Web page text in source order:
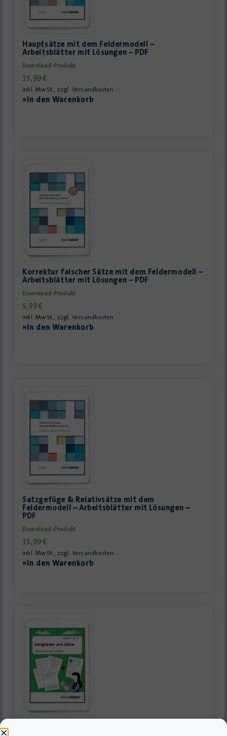
Hauptsätze mit dem Feldermodell –
Arbeitsblätter mit Lösungen – PDF
Download-Produkt
15,99€
inkl. MwSt., zzgl. Versandkosten
»In den Warenkorb
Korrektur falscher Sätze mit dem Feldermodell –
Arbeitsblätter mit Lösungen – PDF
Download-Produkt
5,99€
inkl. MwSt., zzgl. Versandkosten
»In den Warenkorb
Satzgefüge & Relativsätze mit dem
Feldermodell – Arbeitsblätter mit Lösungen –
PDF
Download-Produkt
15,99€
inkl. MwSt., zzgl. Versandkosten
»In den Warenkorb